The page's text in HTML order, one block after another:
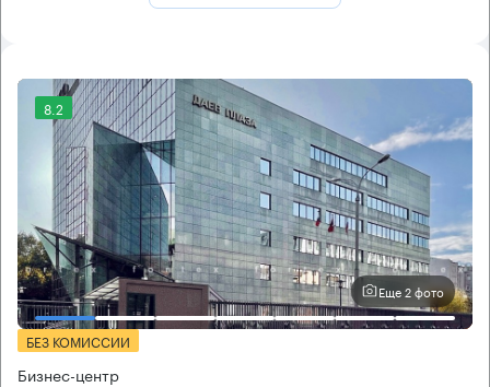
8.2
Еще 2 фото
БЕЗ КОМИССИИ
Бизнес-центр